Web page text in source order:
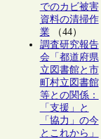
でのカビ被害
資料の清掃作
業（44）
調査研究報告
会「都道府県
立図書館と市
町村立図書館
等との関係：
「支援」と
「協力」の今
とこれから」